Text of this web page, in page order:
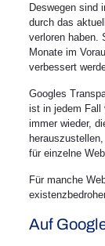
Deswegen sind
durch das
verloren haben.
Monate im
verbessert
Googles
ist in jedem Fall
immer wieder,
für einzelne
Für manche
Auf